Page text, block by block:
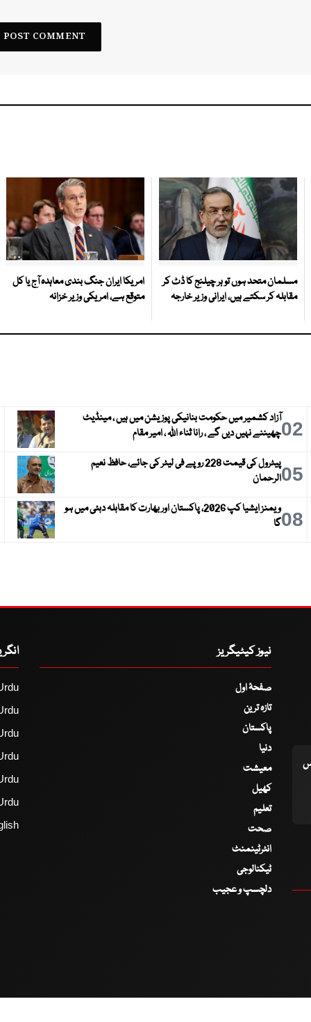
مسلمان متحد ہوں تو ہر چیلنج کا ڈٹ کر
مقابلہ کر سکتے ہیں، ایرانی وزیر خارجہ
امریکا ایران جنگ بندی معاہدہ آج یا کل
متوقع ہے، امریکی وزیر خزانہ
02آزاد کشمیر میں حکومت بنانیکی پوزیشن میں ہیں ، مینڈیٹ
چھیننے نہیں دیں گے ، رانا ثناء اللہ ، امیر مقام
05
پیٹرول کی قیمت 228 روپے فی لیٹر کی جائے، حافظ نعیم
الرحمان
08
ویمنز ایشیا کپ 2026، پاکستان اور بھارت کا مقابلہ دبئی میں ہو
گا
نیوز کیٹیگریز
صفحۂ اول
تازہ ترین
پاکستان
دنیا
معیشت
کھیل
تعلیم
صحت
انٹرٹینمنٹ
ٹیکنالوجی
دلچسپ و عجیب